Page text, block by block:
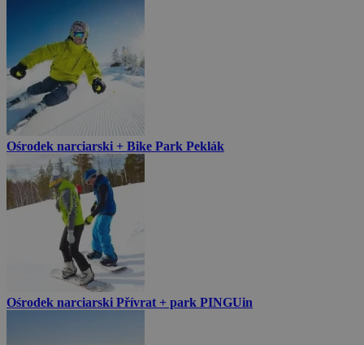
Ośrodek narciarski + Bike Park Peklák
Ośrodek narciarski Přívrat + park PINGUin